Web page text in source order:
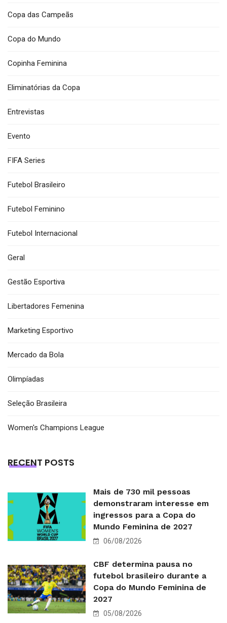
Copa das Campeãs
Copa do Mundo
Copinha Feminina
Eliminatórias da Copa
Entrevistas
Evento
FIFA Series
Futebol Brasileiro
Futebol Feminino
Futebol Internacional
Geral
Gestão Esportiva
Libertadores Femenina
Marketing Esportivo
Mercado da Bola
Olimpíadas
Seleção Brasileira
Women's Champions League
RECENT POSTS
Mais de 730 mil pessoas
demonstraram interesse em
ingressos para a Copa do
Mundo Feminina de 2027
06/08/2026
CBF determina pausa no
futebol brasileiro durante a
Copa do Mundo Feminina de
2027
05/08/2026